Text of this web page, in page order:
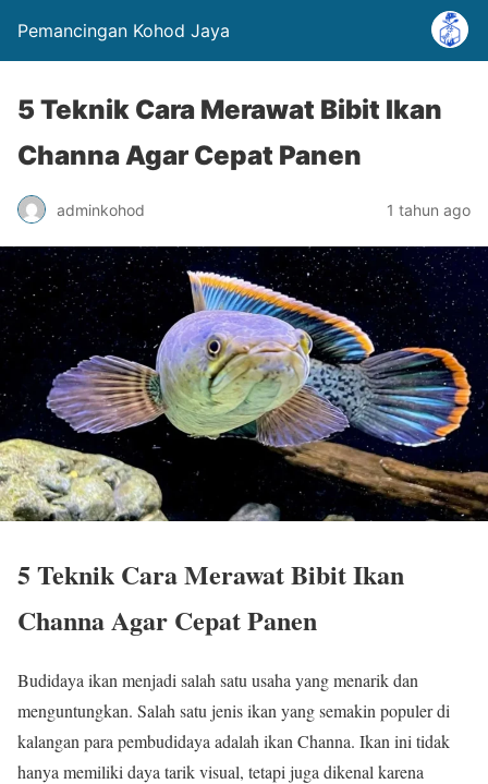
Pemancingan Kohod Jaya
5 Teknik Cara Merawat Bibit Ikan
Channa Agar Cepat Panen
adminkohod 1 tahun ago
5 Teknik Cara Merawat Bibit Ikan
Channa Agar Cepat Panen
Budidaya ikan menjadi salah satu usaha yang menarik dan
menguntungkan. Salah satu jenis ikan yang semakin populer di
kalangan para pembudidaya adalah ikan Channa. Ikan ini tidak
hanya memiliki daya tarik visual, tetapi juga dikenal karena